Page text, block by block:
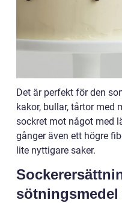
Det är perfekt för den
kakor, bullar, tårtor med
sockret mot något med
gånger även ett högre
lite nyttigare saker.